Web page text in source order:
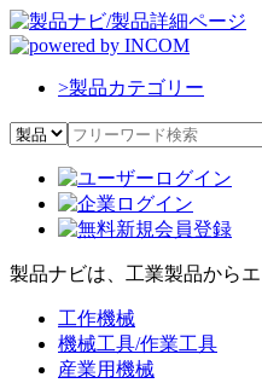
>製品カテゴリー
製品ナビは、工業製品から
工作機械
機械工具/作業工具
産業用機械